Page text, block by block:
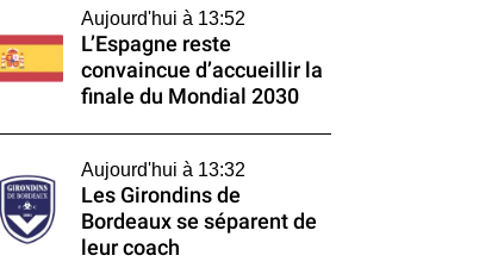
Aujourd'hui à 13:52
L’Espagne reste
convaincue d’accueillir la
finale du Mondial 2030
Aujourd'hui à 13:32
Les Girondins de
Bordeaux se séparent de
leur coach